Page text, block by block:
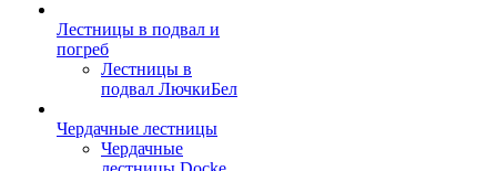
Лестницы в подвал и
погреб
Лестницы в
подвал ЛючкиБел
Чердачные лестницы
Чердачные